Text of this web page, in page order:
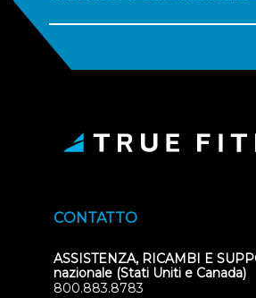
CONTATTO
ASSISTENZA, RICAMBI E
nazionale (Stati Uniti e Canada)
800.883.8783